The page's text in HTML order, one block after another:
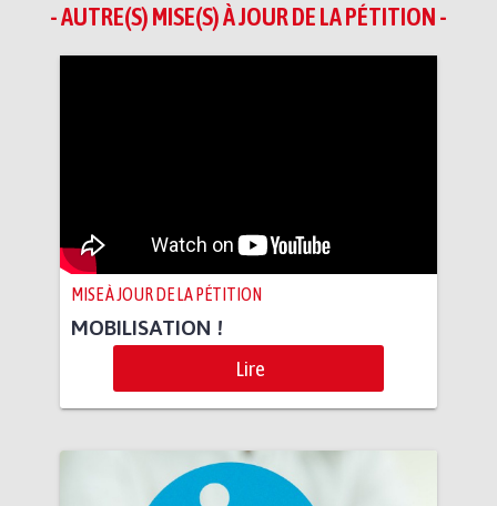
- AUTRE(S) MISE(S) À JOUR DE LA PÉTITION -
MISE À JOUR DE LA PÉTITION
MOBILISATION !
Lire